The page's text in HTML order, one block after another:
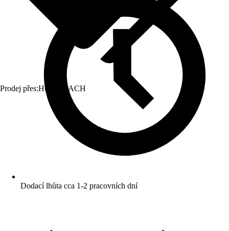
Prodej přes:HORNBACH
Dodací lhůta cca 1-2 pracovních dní